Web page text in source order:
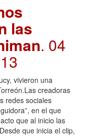
las
. 04
vivieron una
creadoras
redes sociales
en el que
que al inicio las
que inicia el clip,